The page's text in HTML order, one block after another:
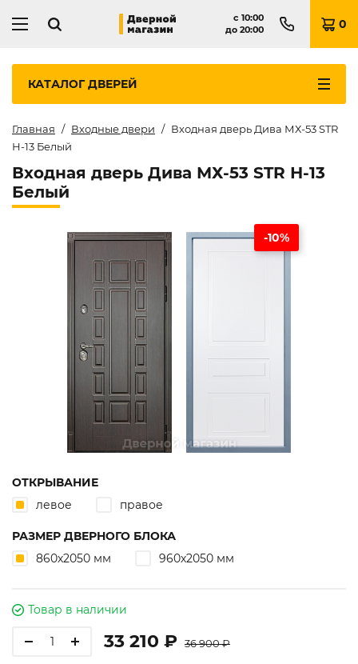
с 10:00
до 20:00 0
КАТАЛОГДВЕРЕЙ
Главная Входные двери
Входная дверь Дива МХ-53 STR
Н-13 Белый
Входная дверь Дива МХ-53 STR Н-13
Белый
-10%
ОТКРЫВАНИЕ
левое
правое
РАЗМЕР ДВЕРНОГО БЛОКА
860х2050 мм
960х2050 мм
Товар в наличии
33 210 ₽ 36 900 ₽